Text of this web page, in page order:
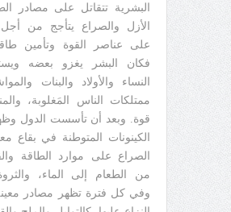
البشرية تتقاتل على مصادر
الأزل والصراع يتأجج من أجل
على عناصر القوة وتأمين
فكان البشر يغزو بعضه
النساء والأولاد والبنات
ممتلكات الناس المَغلوبة،
قوة. وبعد أن تأسست الدول
الكينونات المتوطنة في بقاع
الصراع على موارد الطاقة
من الطعام إلى الماء،
وفي كل فترة تظهر مصادر